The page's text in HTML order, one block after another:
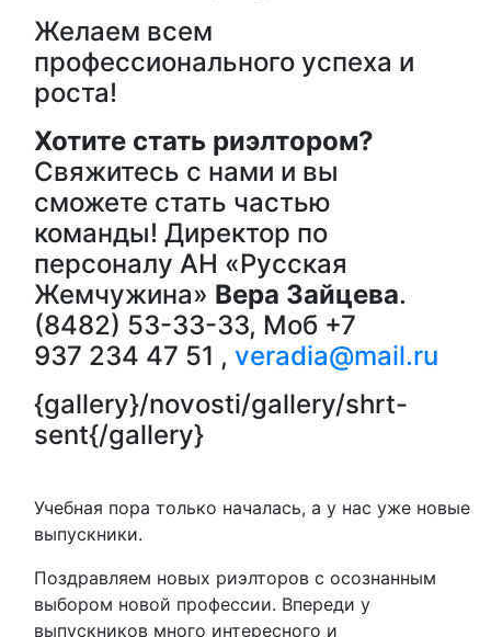
Желаем всем
профессионального успеха и
роста!
Хотите стать риэлтором?
Свяжитесь с нами и вы
сможете стать частью
команды! Директор по
персоналу АН «Русская
Жемчужина» Вера Зайцева.
(8482) 53-33-33, Моб +7
937 234 47 51 , veradia@mail.ru
{gallery}/novosti/gallery/shrt-
sent{/gallery}
Учебная пора только началась, а у нас уже новые
выпускники.
Поздравляем новых риэлторов с осознанным
выбором новой профессии. Впереди у
выпускников много интересного и